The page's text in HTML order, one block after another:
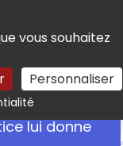
vous souhaitez
Personnaliser
Rechercher
lui donne